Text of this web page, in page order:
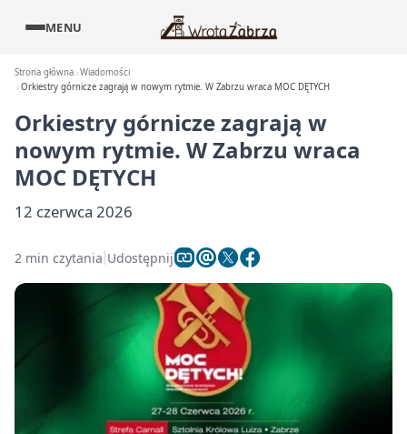
MENU
Strona główna Wiadomości
Orkiestry górnicze zagrają w nowym rytmie. W Zabrzu wraca MOC DĘTYCH
Orkiestry górnicze zagrają w
nowym rytmie. W Zabrzu wraca
MOC DĘTYCH
12 czerwca 2026
2 min czytania Udostępnij